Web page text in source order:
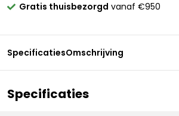
Gratis thuisbezorgd vanaf €950
SpecificatiesOmschrijving
Specificaties